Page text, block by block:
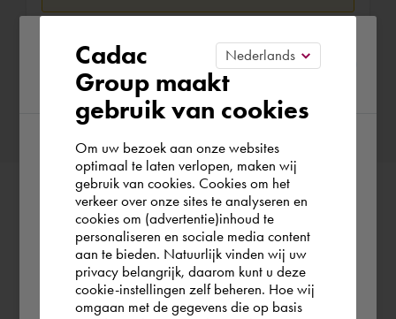
Confirmer la réservation
Please confirm your current
region
According to us you are situated in Rest of
the world. Please confirm in which country
you wish to shop.
Schweiz
Cadac
Group maakt
gebruik van cookies
Om uw bezoek aan onze websites
optimaal te laten verlopen, maken wij
gebruik van cookies. Cookies om het
verkeer over onze sites te analyseren en
cookies om (advertentie)inhoud te
personaliseren en sociale media content
aan te bieden. Natuurlijk vinden wij uw
privacy belangrijk, daarom kunt u deze
cookie-instellingen zelf beheren. Hoe wij
omgaan met de gegevens die op basis